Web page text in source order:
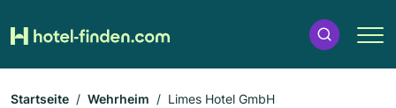
Startseite Wehrheim Limes Hotel GmbH